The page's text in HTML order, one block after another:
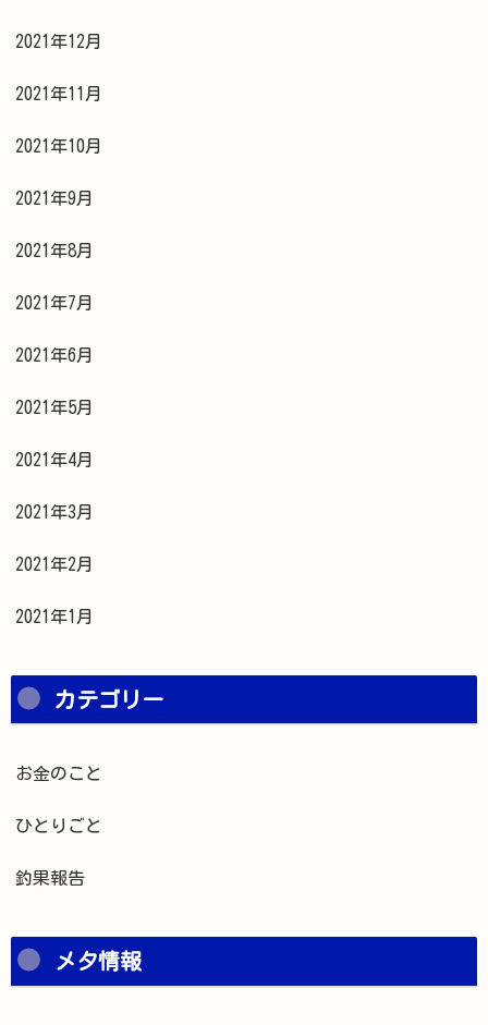
2021年12月
2021年11月
2021年10月
2021年9月
2021年8月
2021年7月
2021年6月
2021年5月
2021年4月
2021年3月
2021年2月
2021年1月
カテゴリー
お金のこと
ひとりごと
釣果報告
メタ情報